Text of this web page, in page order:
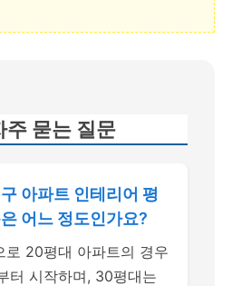
주 묻는 질문
아파트 인테리어 평
어느 정도인가요?
로 20평대 아파트의 경우
터 시작하며, 30평대는